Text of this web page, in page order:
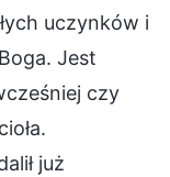
uczynków i
Jest
czy
już